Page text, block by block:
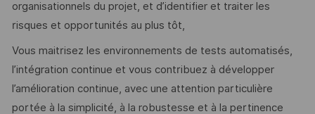
organisationnels du projet, et d’identifier et traiter les
risques et opportunités au plus tôt,
Vous maitrisez les environnements de tests automatisés,
l’intégration continue et vous contribuez à développer
l’amélioration continue, avec une attention particulière
portée à la simplicité, à la robustesse et à la pertinence